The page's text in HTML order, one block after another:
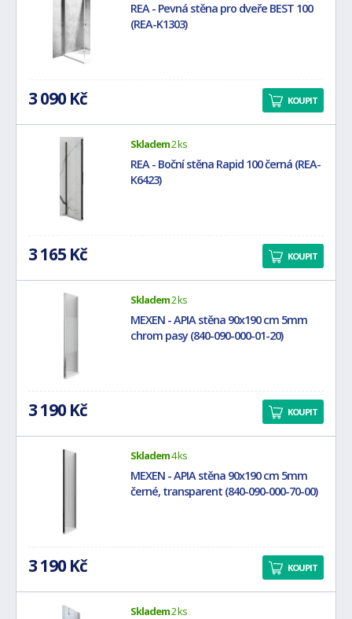
REA - Pevná stěna pro dveře BEST 100
(REA-K1303)
3 090 Kč KOUPIT
Skladem2 ks
REA - Boční stěna Rapid 100 černá (REA-
K6423)
3 165 Kč KOUPIT
Skladem2 ks
MEXEN - APIA stěna 90x190 cm 5mm
chrom pasy (840-090-000-01-20)
3 190 Kč KOUPIT
Skladem4 ks
MEXEN - APIA stěna 90x190 cm 5mm
černé, transparent (840-090-000-70-00)
3 190 Kč KOUPIT
Skladem2 ks